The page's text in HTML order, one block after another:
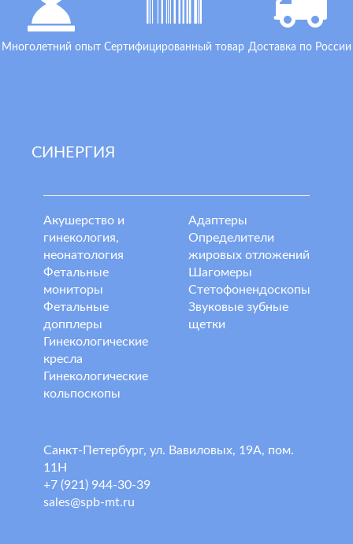
Многолетний опыт Сертифицированный товар Доставка по России
СИНЕРГИЯ
Акушерство и
гинекология,
неонатология
Фетальные
мониторы
Фетальные
допплеры
Гинекологические
кресла
Гинекологические
кольпоскопы
Адаптеры
Определители
жировых отложений
Шагомеры
Стетофонендоскопы
Звуковые зубные
щетки
Санкт-Петербург, ул. Вавиловых, 19А, пом.
11Н
+7 (921) 944-30-39
sales@spb-mt.ru